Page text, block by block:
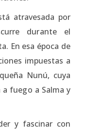
atravesada por
durante el
En esa época de
impuestas a
Nunú, cuya
fuego a Salma y
y fascinar con